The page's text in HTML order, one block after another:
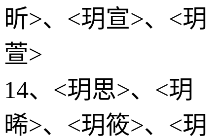
昕>、<玥宣>、<玥
萱>
14、<玥思>、<玥
晞>、<玥筱>、<玥